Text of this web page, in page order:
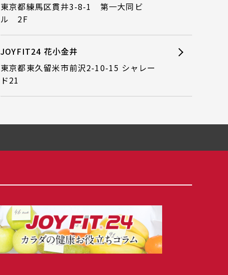
東京都練馬区貫井3-8-1 第一大同ビ
ル 2F
JOYFIT24 花小金井
東京都東久留米市前沢2-10-15 シャレー
ド21